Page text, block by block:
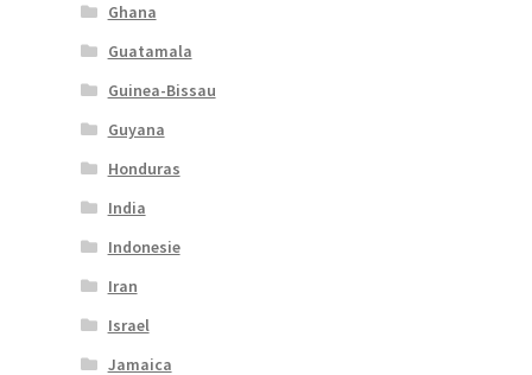
Ghana
Guatamala
Guinea-Bissau
Guyana
Honduras
India
Indonesie
Iran
Israel
Jamaica